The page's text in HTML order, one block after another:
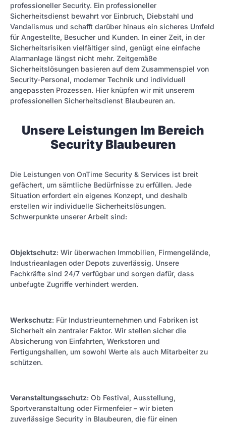
professioneller Security. Ein professioneller
Sicherheitsdienst bewahrt vor Einbruch, Diebstahl und
Vandalismus und schafft darüber hinaus ein sicheres Umfeld
für Angestellte, Besucher und Kunden. In einer Zeit, in der
Sicherheitsrisiken vielfältiger sind, genügt eine einfache
Alarmanlage längst nicht mehr. Zeitgemäße
Sicherheitslösungen basieren auf dem Zusammenspiel von
Security-Personal, moderner Technik und individuell
angepassten Prozessen. Hier knüpfen wir mit unserem
professionellen Sicherheitsdienst Blaubeuren an.
Unsere Leistungen Im Bereich
Security Blaubeuren
Die Leistungen von OnTime Security & Services ist breit
gefächert, um sämtliche Bedürfnisse zu erfüllen. Jede
Situation erfordert ein eigenes Konzept, und deshalb
erstellen wir individuelle Sicherheitslösungen.
Schwerpunkte unserer Arbeit sind:
Objektschutz: Wir überwachen Immobilien, Firmengelände,
Industrieanlagen oder Depots zuverlässig. Unsere
Fachkräfte sind 24/7 verfügbar und sorgen dafür, dass
unbefugte Zugriffe verhindert werden.
Werkschutz: Für Industrieunternehmen und Fabriken ist
Sicherheit ein zentraler Faktor. Wir stellen sicher die
Absicherung von Einfahrten, Werkstoren und
Fertigungshallen, um sowohl Werte als auch Mitarbeiter zu
schützen.
Veranstaltungsschutz: Ob Festival, Ausstellung,
Sportveranstaltung oder Firmenfeier – wir bieten
zuverlässige Security in Blaubeuren, die für einen